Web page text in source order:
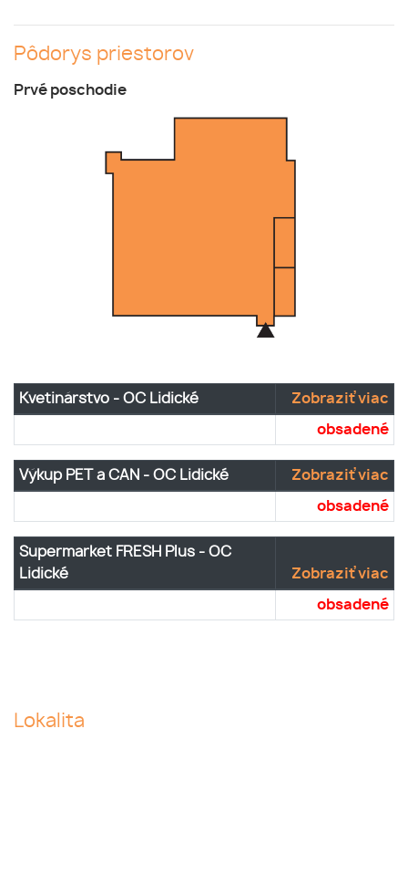
Pôdorys priestorov
Prvé poschodie
Kvetinárstvo - OC Lidické Zobraziť viac
obsadené
Výkup PET a CAN - OC Lidické Zobraziť viac
obsadené
Supermarket FRESH Plus - OC
Lidické
Zobraziť viac
obsadené
Lokalita